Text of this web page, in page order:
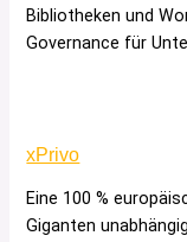
Bibliotheken und
Governance für
xPrivo
Eine 100 %
Giganten